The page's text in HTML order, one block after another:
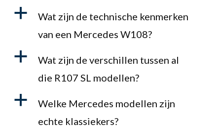
a
Wat zijn de technische kenmerken
van een Mercedes W108?
a
Wat zijn de verschillen tussen al
die R107 SL modellen?
a
Welke Mercedes modellen zijn
echte klassiekers?